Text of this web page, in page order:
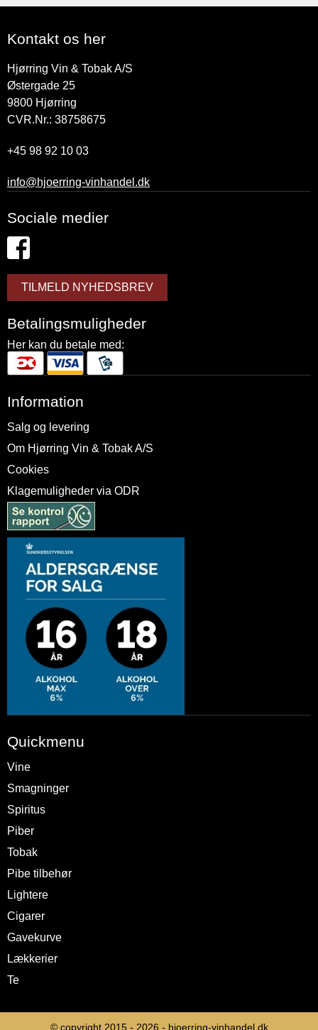
Kontakt os her
Hjørring Vin & Tobak A/S
Østergade 25
9800 Hjørring
CVR.Nr.: 38758675
+45 98 92 10 03
info@hjoerring-vinhandel.dk
Sociale medier
TILMELD NYHEDSBREV
Betalingsmuligheder
Her kan du betale med:
Information
Salg og levering
Om Hjørring Vin & Tobak A/S
Cookies
Klagemuligheder via ODR
Quickmenu
Vine
Smagninger
Spiritus
Piber
Tobak
Pibe tilbehør
Lightere
Cigarer
Gavekurve
Lækkerier
Te
© copyright 2015 - 2026 - hjoerring-vinhandel.dk